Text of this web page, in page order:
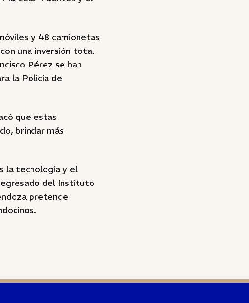
y 48 camionetas
una inversión total
Pérez se han
la Policía de
que estas
brindar más
la tecnología y el
egresado del Instituto
pretende